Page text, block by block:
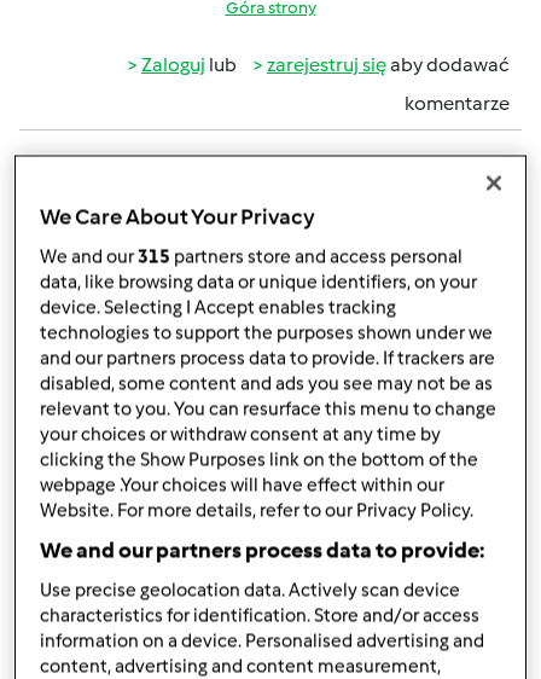
Góra strony
Zaloguj lub zarejestruj sięaby dodawać
komentarze
magi1 (niezweryfikowany)
wt., 07/17/2012 - 15:43
#4
Świetnie bardzo się cieszę, że jest nowy konkurs. Muszę się
wziąść za gotowanie choć ostatnio nie mam za dużo
czasu bo mamy remoncik w domku. Ale będę zaglądać i
na Was głosować
Góra strony
Zalogujlub zarejestruj sięaby dodawać
komentarze
We Care About Your Privacy
We and our315 partners store and access personal
data, like browsing data or unique identifiers, on your
device. Selecting I Accept enables tracking
technologies to support the purposes shown under we
and our partners process data to provide. If trackers are
disabled, some content and ads you see may not be as
relevant to you. You can resurface this menu to change
your choices or withdraw consent at any time by
clicking the Show Purposes link on the bottom of the
webpage .Your choices will have effect within our
Website. For more details, refer to our Privacy Policy.
We and our partners process data to provide:
Use precise geolocation data. Actively scan device
characteristics for identification. Store and/or access
information on a device. Personalised advertising and
content, advertising and content measurement,